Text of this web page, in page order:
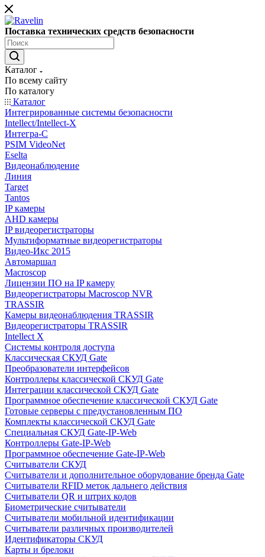
Поставка технических средств безопасности
Каталог
По всему сайту
По каталогу
Каталог
Интегрированные системы безопасности
Intellect/Intellect-X
Интегра-С
PSIM VideoNet
Eselta
Видеонаблюдение
Линия
Target
Tantos
IP камеры
AHD камеры
IP видеорегистраторы
Мультиформатные видеорегистраторы
Видео-Икс 2015
Автомаршал
Macroscop
Лицензии ПО на IP камеру
Видеорегистраторы Macroscop NVR
TRASSIR
Камеры видеонаблюдения TRASSIR
Видеорегистраторы TRASSIR
Intellect X
Системы контроля доступа
Классическая СКУД Gate
Преобразователи интерфейсов
Контроллеры классической СКУД Gate
Интеграции классической СКУД Gate
Программное обеспечение классической СКУД Gate
Готовые серверы с предустановленным ПО
Комплекты классической СКУД Gate
Специальная СКУД Gate-IP-Web
Контроллеры Gate-IP-Web
Программное обеспечение Gate-IP-Web
Считыватели СКУД
Считыватели и дополнительное оборудование бренда Gate
Считыватели RFID меток дальнего действия
Считыватели QR и штрих кодов
Биометрические считыватели
Считыватели мобильной идентификации
Считыватели различных производителей
Идентификаторы СКУД
Карты и брелоки